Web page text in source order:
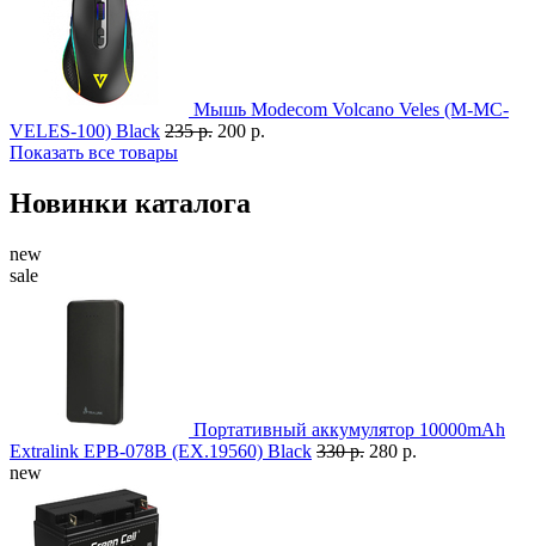
Мышь Modecom Volcano Veles (M-MC-
VELES-100) Black 235 р. 200 р.
Показать все товары
Новинки каталога
new
sale
Портативный аккумулятор 10000mAh
Extralink EPB-078B (EX.19560) Black 330 р. 280 р.
new